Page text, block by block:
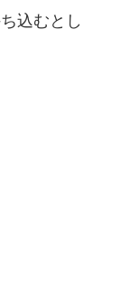
込むとし